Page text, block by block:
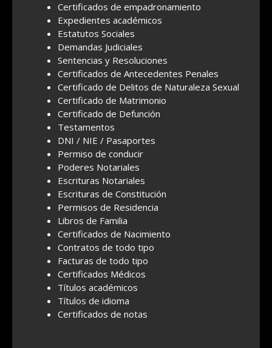
Certificados de empadronamiento
Expedientes académicos
Estatutos Sociales
Demandas Judiciales
Sentencias y Resoluciones
Certificados de Antecedentes Penales
Certificado de Delitos de Naturaleza Sexual
Certificado de Matrimonio
Certificado de Defunción
Testamentos
DNI / NIE / Pasaportes
Permiso de conducir
Poderes Notariales
Escrituras Notariales
Escrituras de Constitución
Permisos de Residencia
Libros de Familia
Certificados de Nacimiento
Contratos de todo tipo
Facturas de todo tipo
Certificados Médicos
Títulos académicos
Títulos de idioma
Certificados de notas